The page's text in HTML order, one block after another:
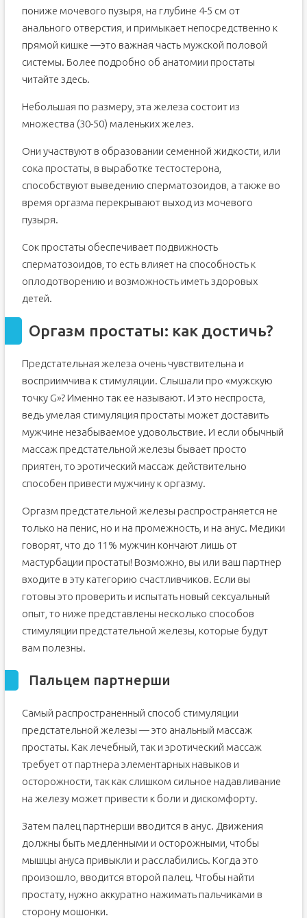
пониже мочевого пузыря, на глубине 4-5 см от
анального отверстия, и примыкает непосредственно к
прямой кишке —это важная часть мужской половой
системы. Более подробно об анатомии простаты
читайте здесь.
Небольшая по размеру, эта железа состоит из
множества (30-50) маленьких желез.
Они участвуют в образовании семенной жидкости, или
сока простаты, в выработке тестостерона,
способствуют выведению сперматозоидов, а также во
время оргазма перекрывают выход из мочевого
пузыря.
Сок простаты обеспечивает подвижность
сперматозоидов, то есть влияет на способность к
оплодотворению и возможность иметь здоровых
детей.
Оргазм простаты: как достичь?
Предстательная железа очень чувствительна и
восприимчива к стимуляции. Слышали про «мужскую
точку G»? Именно так ее называют. И это неспроста,
ведь умелая стимуляция простаты может доставить
мужчине незабываемое удовольствие. И если обычный
массаж предстательной железы бывает просто
приятен, то эротический массаж действительно
способен привести мужчину к оргазму.
Оргазм предстательной железы распространяется не
только на пенис, но и на промежность, и на анус. Медики
говорят, что до 11% мужчин кончают лишь от
мастурбации простаты! Возможно, вы или ваш партнер
входите в эту категорию счастливчиков. Если вы
готовы это проверить и испытать новый сексуальный
опыт, то ниже представлены несколько способов
стимуляции предстательной железы, которые будут
вам полезны.
Пальцем партнерши
Самый распространенный способ стимуляции
предстательной железы — это анальный массаж
простаты. Как лечебный, так и эротический массаж
требует от партнера элементарных навыков и
осторожности, так как слишком сильное надавливание
на железу может привести к боли и дискомфорту.
Затем палец партнерши вводится в анус. Движения
должны быть медленными и осторожными, чтобы
мышцы ануса привыкли и расслабились. Когда это
произошло, вводится второй палец. Чтобы найти
простату, нужно аккуратно нажимать пальчиками в
сторону мошонки.